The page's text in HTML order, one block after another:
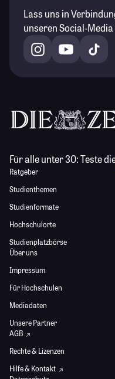
Lass uns in
unseren Social-
Für alle unter 30:Teste
Ratgeber
Studienthemen
Studienformate
Hochschulorte
Studienplatzbörse
Über uns
Impressum
Für Hochschulen
Mediadaten
Unsere Partner
AGB
Rechte & Lizenzen
Hilfe & Kontakt